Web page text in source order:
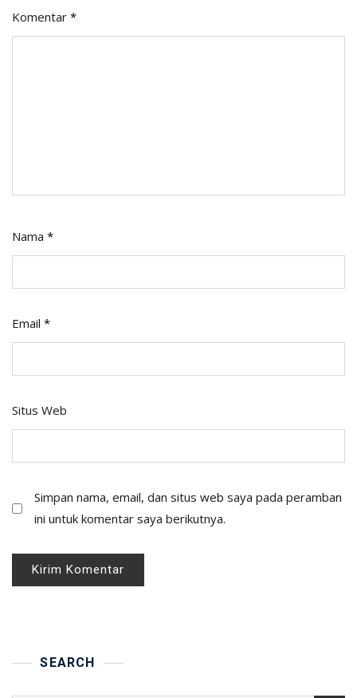
Komentar *
Nama *
Email *
Situs Web
Simpan nama, email, dan situs web saya pada peramban
ini untuk komentar saya berikutnya.
SEARCH